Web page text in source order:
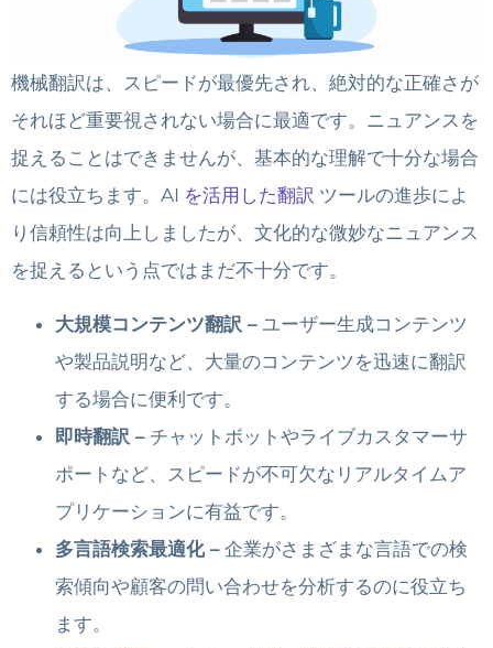
機械翻訳は、スピードが最優先され、絶対的な正確さが
それほど重要視されない場合に最適です。ニュアンスを
捉えることはできませんが、基本的な理解で十分な場合
には役立ちます。AI を活用した翻訳 ツールの進歩によ
り信頼性は向上しましたが、文化的な微妙なニュアンス
を捉えるという点ではまだ不十分です。
大規模コンテンツ翻訳 – ユーザー生成コンテンツ
や製品説明など、大量のコンテンツを迅速に翻訳
する場合に便利です。
即時翻訳 – チャットボットやライブカスタマーサ
ポートなど、スピードが不可欠なリアルタイムア
プリケーションに有益です。
多言語検索最適化 – 企業がさまざまな言語での検
索傾向や顧客の問い合わせを分析するのに役立ち
ます。